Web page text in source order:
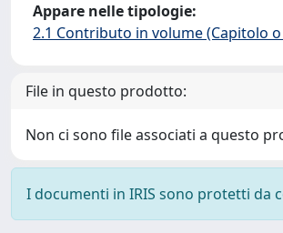
Appare nelle tipologie:
2.1 Contributo in volume (Capitolo
File in questo prodotto:
Non ci sono file associati a questo
I documenti in IRIS sono protetti da